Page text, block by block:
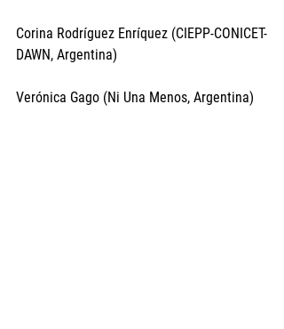
Corina Rodríguez Enríquez (CIEPP-CONICET-
DAWN, Argentina)
Verónica Gago (Ni Una Menos, Argentina)